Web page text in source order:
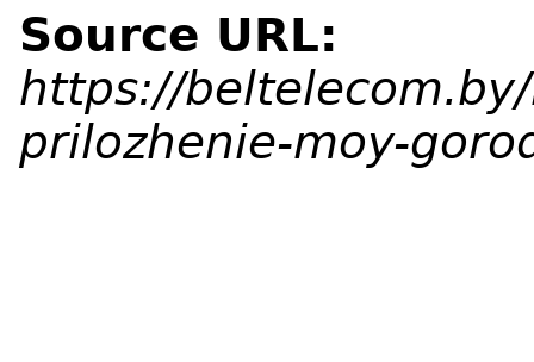
Source URL:
https://
prilozhenie-moy-